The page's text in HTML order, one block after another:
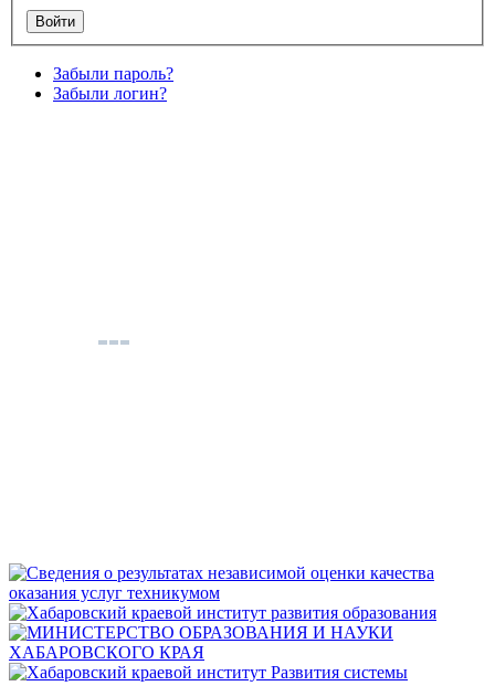
Забыли пароль?
Забыли логин?